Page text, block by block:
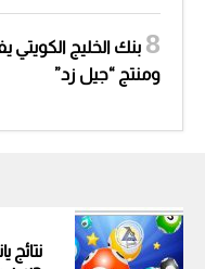
بنك الخليج الكويتي
ومنتج “جيل زد”